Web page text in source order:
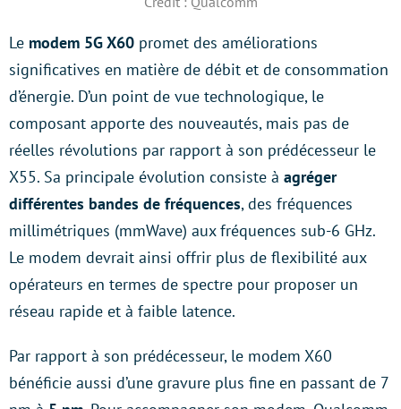
Le modem 5G X60 promet des améliorations
significatives en matière de débit et de consommation
d’énergie. D’un point de vue technologique, le
composant apporte des nouveautés, mais pas de
réelles révolutions par rapport à son prédécesseur le
X55. Sa principale évolution consiste à agréger
différentes bandes de fréquences, des fréquences
millimétriques (mmWave) aux fréquences sub-6 GHz.
Le modem devrait ainsi offrir plus de flexibilité aux
opérateurs en termes de spectre pour proposer un
réseau rapide et à faible latence.
Par rapport à son prédécesseur, le modem X60
bénéficie aussi d’une gravure plus fine en passant de 7